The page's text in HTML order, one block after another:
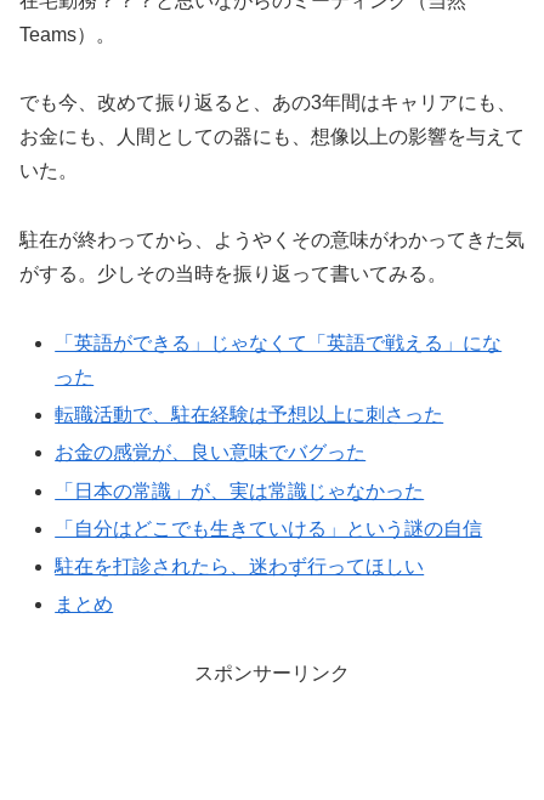
Teams）。
でも今、改めて振り返ると、あの3年間はキャリアにも、
お金にも、人間としての器にも、想像以上の影響を与えて
いた。
駐在が終わってから、ようやくその意味がわかってきた気
がする。少しその当時を振り返って書いてみる。
「英語ができる」じゃなくて「英語で戦える」にな
った
転職活動で、駐在経験は予想以上に刺さった
お金の感覚が、良い意味でバグった
「日本の常識」が、実は常識じゃなかった
「自分はどこでも生きていける」という謎の自信
駐在を打診されたら、迷わず行ってほしい
まとめ
スポンサーリンク